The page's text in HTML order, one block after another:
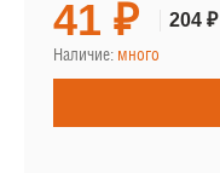
41 ₽ 204 ₽
Наличие: много